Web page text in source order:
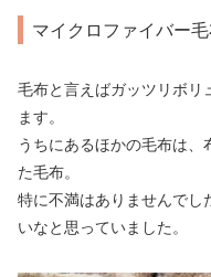
マイクロファイバー
毛布と言えばガッツリボリ
ます。
うちにあるほかの毛布は、
た毛布。
特に不満はありませんでし
いなと思っていました。